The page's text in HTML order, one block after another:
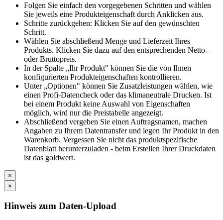
Folgen Sie einfach den vorgegebenen Schritten und wählen
Sie jeweils eine Produkteigenschaft durch Anklicken aus.
Schritte zurückgehen: Klicken Sie auf den gewünschten
Schritt.
Wählen Sie abschließend Menge und Lieferzeit Ihres
Produkts. Klicken Sie dazu auf den entsprechenden Netto-
oder Bruttopreis.
In der Spalte „Ihr Produkt" können Sie die von Ihnen
konfigurierten Produkteigenschaften kontrollieren.
Unter „Optionen" können Sie Zusatzleistungen wählen, wie
einen Profi-Datencheck oder das klimaneutrale Drucken. Ist
bei einem Produkt keine Auswahl von Eigenschaften
möglich, wird nur die Preistabelle angezeigt.
Abschließend vergeben Sie einen Auftragsnamen, machen
Angaben zu Ihrem Datentransfer und legen Ihr Produkt in den
Warenkorb. Vergessen Sie nicht das produktspezifische
Datenblatt herunterzuladen - beim Erstellen Ihrer Druckdaten
ist das goldwert.
×
×
Hinweis zum Daten-Upload